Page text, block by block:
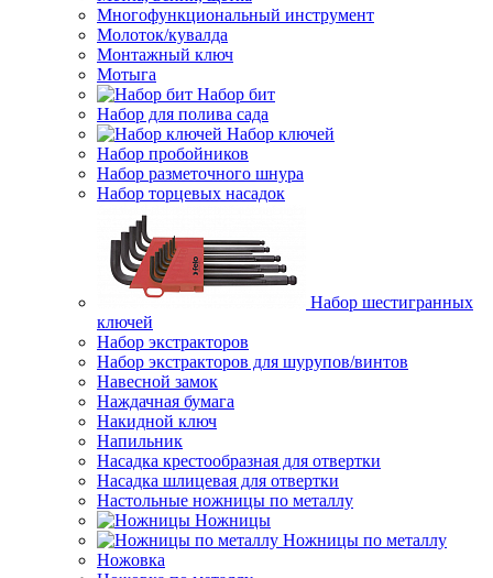
Многофункциональный инструмент
Молоток/кувалда
Монтажный ключ
Мотыга
Набор бит
Набор для полива сада
Набор ключей
Набор пробойников
Набор разметочного шнура
Набор торцевых насадок
Набор шестигранных
ключей
Набор экстракторов
Набор экстракторов для шурупов/винтов
Навесной замок
Наждачная бумага
Накидной ключ
Напильник
Насадка крестообразная для отвертки
Насадка шлицевая для отвертки
Настольные ножницы по металлу
Ножницы
Ножницы по металлу
Ножовка